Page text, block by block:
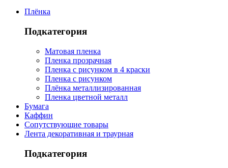
Плёнка
Подкатегория
Матовая пленка
Пленка прозрачная
Пленка с рисунком в 4 краски
Пленка с рисунком
Плёнка металлизированная
Пленка цветной металл
Бумага
Каффин
Сопутствующие товары
Лента декоративная и траурная
Подкатегория